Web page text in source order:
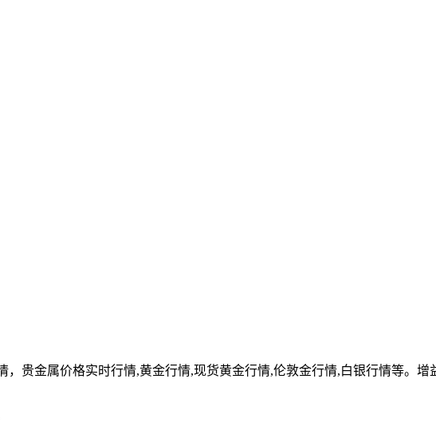
贵金属价格实时行情,黄金行情,现货黄金行情,伦敦金行情,白银行情等。增